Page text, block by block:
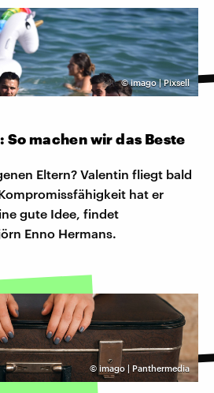
©imago | Pixsell
machen wir das Beste
Eltern? Valentin fliegt bald
hat er
gute Idee, findet
Enno Hermans.
© imago | Panthermedia